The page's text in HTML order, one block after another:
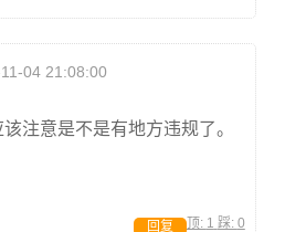
04 21:08:00
注意是不是有地方违规了。
顶: 1 踩: 0
回复